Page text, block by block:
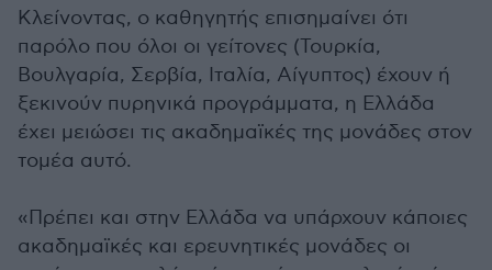
Κλείνοντας, ο καθηγητής επισημαίνει ότι
παρόλο που όλοι οι γείτονες (Τουρκία,
Βουλγαρία, Σερβία, Ιταλία, Αίγυπτος) έχουν ή
ξεκινούν πυρηνικά προγράμματα, η Ελλάδα
έχει μειώσει τις ακαδημαϊκές της μονάδες στον
τομέα αυτό.
«Πρέπει και στην Ελλάδα να υπάρχουν κάποιες
ακαδημαϊκές και ερευνητικές μονάδες οι